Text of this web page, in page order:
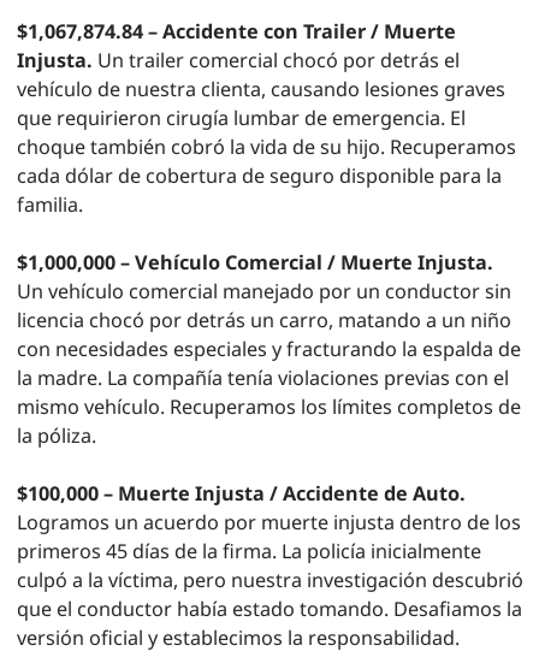
$1,067,874.84 – Accidente con Trailer / Muerte
Injusta. Un trailer comercial chocó por detrás el
vehículo de nuestra clienta, causando lesiones graves
que requirieron cirugía lumbar de emergencia. El
choque también cobró la vida de su hijo. Recuperamos
cada dólar de cobertura de seguro disponible para la
familia.
$1,000,000 – Vehículo Comercial / Muerte Injusta.
Un vehículo comercial manejado por un conductor sin
licencia chocó por detrás un carro, matando a un niño
con necesidades especiales y fracturando la espalda de
la madre. La compañía tenía violaciones previas con el
mismo vehículo. Recuperamos los límites completos de
la póliza.
$100,000 – Muerte Injusta / Accidente de Auto.
Logramos un acuerdo por muerte injusta dentro de los
primeros 45 días de la firma. La policía inicialmente
culpó a la víctima, pero nuestra investigación descubrió
que el conductor había estado tomando. Desafiamos la
versión oficial y establecimos la responsabilidad.